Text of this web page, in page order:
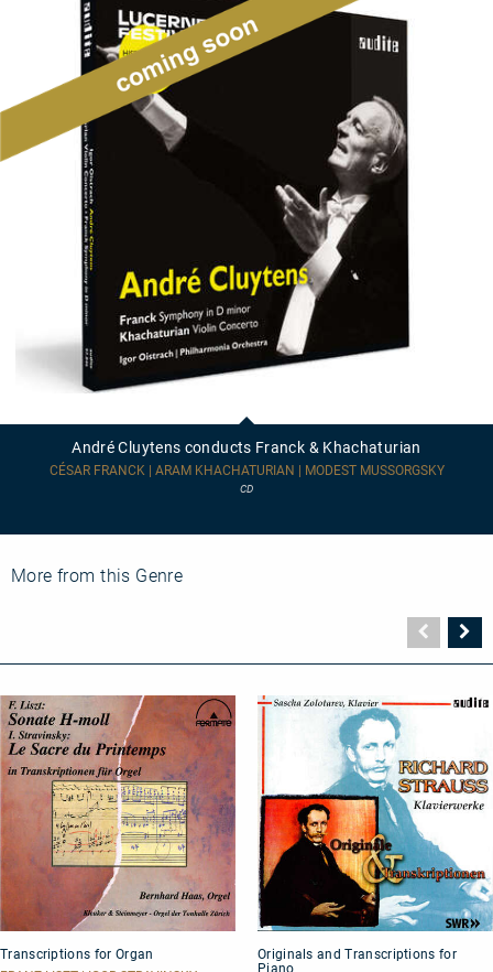
André Cluytens conducts Franck & Khachaturian
CÉSAR FRANCK | ARAM KHACHATURIAN | MODEST MUSSORGSKY
CD
More from this Genre
Seite
for
Transcriptions for Organ
and
Originals and Transcriptions for
Piano